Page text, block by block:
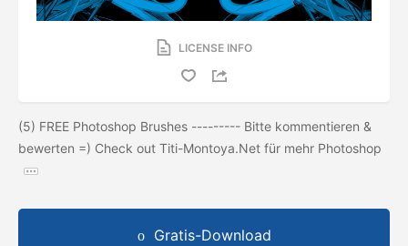
LICENSE INFO
(5) FREE Photoshop Brushes --------- Bitte kommentieren &
bewerten =) Check out Titi-Montoya.Net für mehr Photoshop
Gratis-Download